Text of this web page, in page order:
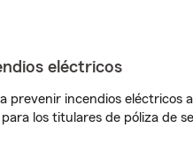
eléctricos
prevenir incendios eléctricos
los titulares de póliza de